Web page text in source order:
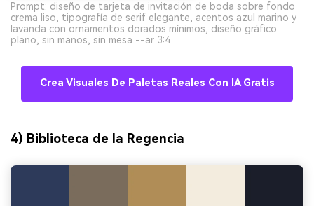
Prompt: diseño de tarjeta de invitación de boda sobre fondo
crema liso, tipografía de serif elegante, acentos azul marino y
lavanda con ornamentos dorados mínimos, diseño gráfico
plano, sin manos, sin mesa --ar 3:4
Crea Visuales De Paletas Reales Con IA Gratis
4) Biblioteca de la Regencia